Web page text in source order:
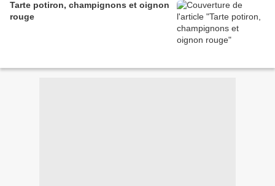
Tarte potiron, champignons et oignon
rouge